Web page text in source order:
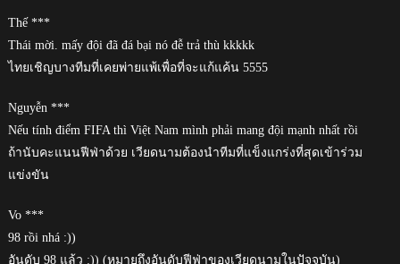
Thế ***
Thái mời. mấy đội đã đá bại nó đễ trả thù kkkkk
ไทยเชิญบางทีมที่เคยพ่ายแพ้เพื่อที่จะแก้แค้น 5555
Nguyễn ***
Nếu tính điểm FIFA thì Việt Nam mình phải mang đội mạnh nhất rồi
ถ้านับคะแนนฟีฟ่าด้วย เวียดนามต้องนำทีมที่แข็งแกร่งที่สุดเข้าร่วม
แข่งขัน
Vo ***
98 rồi nhá :))
อันดับ 98 แล้ว :)) (หมายถึงอันดับฟีฟ่าของเวียดนามในปัจจุบัน)